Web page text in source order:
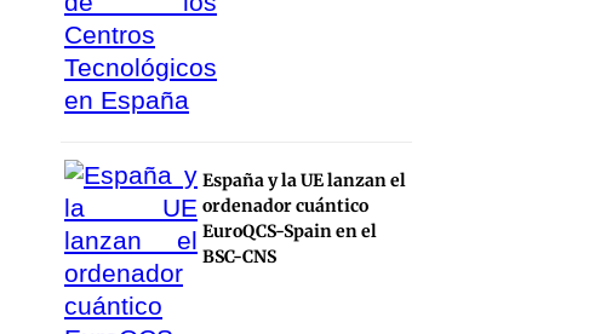
España y la UE lanzan el
ordenador cuántico
EuroQCS-Spain en el
BSC-CNS